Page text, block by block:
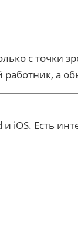
с точки
работник, а
iOS. Есть